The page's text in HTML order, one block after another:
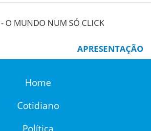
- O MUNDO NUM SÓ CLICK
APRESENTAÇÃO
Home
Cotidiano